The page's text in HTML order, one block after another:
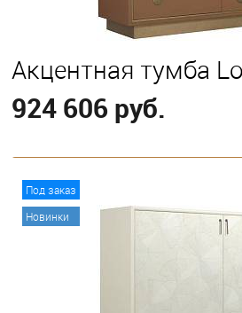
Акцентная тумба
924 606 руб.
Под заказ
Новинки